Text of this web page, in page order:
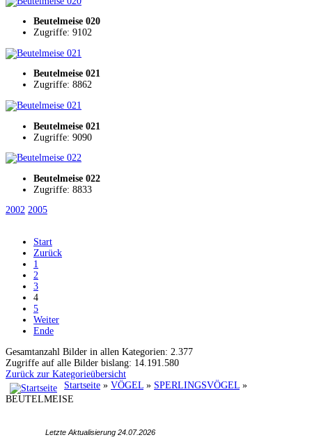
Beutelmeise 020
Zugriffe: 9102
Beutelmeise 021
Zugriffe: 8862
Beutelmeise 021
Zugriffe: 9090
Beutelmeise 022
Zugriffe: 8833
2002 2005
Start
Zurück
1
2
3
4
5
Weiter
Ende
Gesamtanzahl Bilder in allen Kategorien: 2.377
Zugriffe auf alle Bilder bislang: 14.191.580
Zurück zur Kategorieübersicht
Startseite » VÖGEL » SPERLINGSVÖGEL »
BEUTELMEISE
Letzte Aktualisierung 24.07.2026